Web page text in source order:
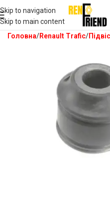
Skip to navigation
Skip to main content
Головна Renault Trafic